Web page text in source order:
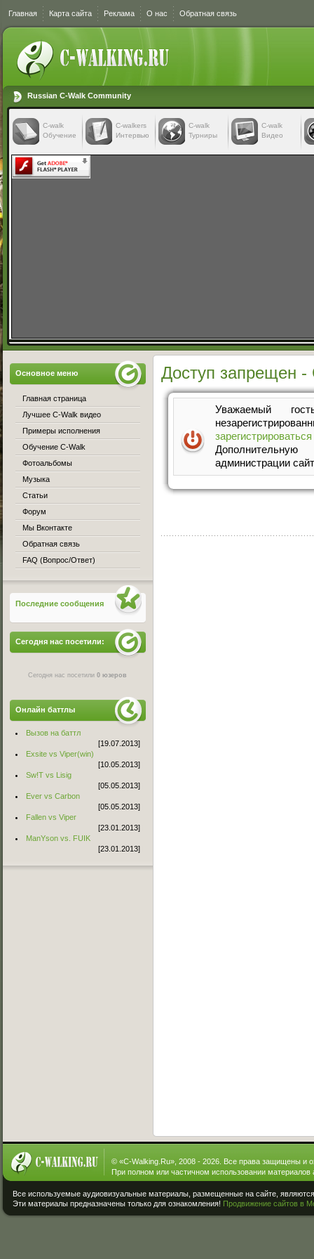
Главная Карта сайта Реклама О нас Обратная связь
Russian C-Walk Community
C-walk
Обучение
C-walkers
Интервью
С-walk
Турниры
С-walk
Видео
Доступ запрещен -
Уважаемый
зарегистрироваться
администрации
Основное меню
Главная страница
Лучшее C-Walk видео
Примеры исполнения
Обучение C-Walk
Фотоальбомы
Музыка
Статьи
Форум
Мы Вконтакте
Обратная связь
FAQ (Вопрос/Ответ)
Последние сообщения
Сегодня нас посетили:
Сегодня нас посетили0 юзеров
Онлайн баттлы
Вызов на баттл
[19.07.2013]
Exsite vs Viper(win)
[10.05.2013]
Sw!T vs Lisig
[05.05.2013]
Ever vs Carbon
[05.05.2013]
Fallen vs Viper
[23.01.2013]
ManYson vs. FUIK
[23.01.2013]
© «C-Walking.Ru», 2008 - 2026. Все права защищены и
При полном или частичном использовании материалов
Все используемые аудиовизуальные материалы, размещенные на сайте,
Эти материалы предназначены только для ознакомления! Продвижение сайтов в